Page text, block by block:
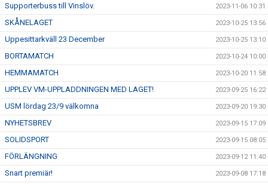
Supporterbuss till Vinslöv. 2023-11-06 10:31
SKÅNELAGET 2023-10-25 13:56
Uppesittarkväll 23 December 2023-10-25 13:10
BORTAMATCH 2023-10-24 10:00
HEMMAMATCH 2023-10-20 11:58
UPPLEV VM-UPPLADDNINGEN MED LAGET! 2023-09-25 16:22
USM lördag 23/9 välkomna 2023-09-20 19:30
NYHETSBREV 2023-09-15 17:09
SOLIDSPORT 2023-09-15 08:05
FÖRLÄNGNING 2023-09-12 11:40
Snart premiär! 2023-09-08 17:18